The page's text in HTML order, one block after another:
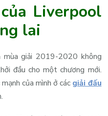
Liverpool
lai
mùa giải 2019-2020 không
đầu cho một chương mới.
của mình ở các giải đấu